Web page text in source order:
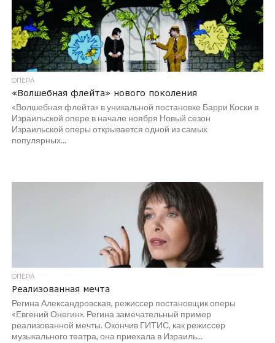
ОПЕРА
«Волшебная флейта» нового поколения
«Волшебная флейта» в уникальной постановке Барри Коски в
Израильской опере в начале ноября Новый сезон
Израильской оперы открывается одной из самых
популярных...
ОПЕРА
Реализованная мечта
Регина Александровская, режиссер постановщик оперы
«Евгений Онегин». Регина замечательный пример
реализованной мечты. Окончив ГИТИС, как режиссер
музыкального театра, она приехала в Израиль...